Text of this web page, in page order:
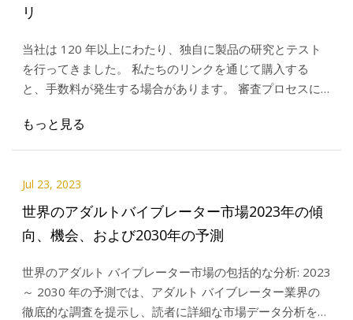
リ
当社は 120 年以上にわたり、独自に製品の研究とテスト
を行ってきました。 私たちのリンクを通じて購入する
と、手数料が発生する場合があります。 審査プロセスに
続けるために、
もっと見る
Jul 23, 2023
世界のアダルトバイブレーター市場2023年の傾
向、機会、および2030年の予測
世界のアダルト バイブレーター市場の包括的な分析: 2023
～ 2030 年の予測では、アダルト バイブレーター業界の
徹底的な調査を提示し、読者に詳細な市場データ分析を提